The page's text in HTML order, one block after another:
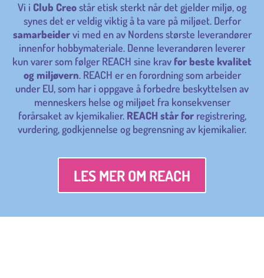
Vi i Club Creostår etisk sterkt når det gjelder miljø, og
synes det er veldig viktig å ta vare på miljøet. Derfor
samarbeidervi med en av Nordens største leverandører
innenfor hobbymateriale. Denne leverandøren leverer
kun varer som følger REACH sine krav for beste kvalitet
og miljøvern. REACH er en forordning som arbeider
under EU, som har i oppgave å forbedre beskyttelsen av
menneskers helse og miljøet fra konsekvenser
forårsaket av kjemikalier. REACH står forregistrering,
vurdering, godkjennelse og begrensning av kjemikalier.
LES MER OM REACH